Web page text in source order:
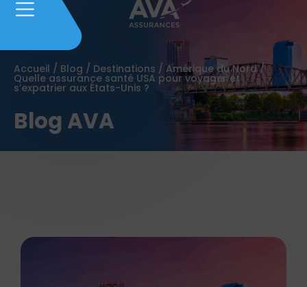
Accueil / Blog / Destinations / Amérique du Nord/
Quelle assurance santé USA pour voyager et
s’expatrier aux États-Unis ?
Blog AVA